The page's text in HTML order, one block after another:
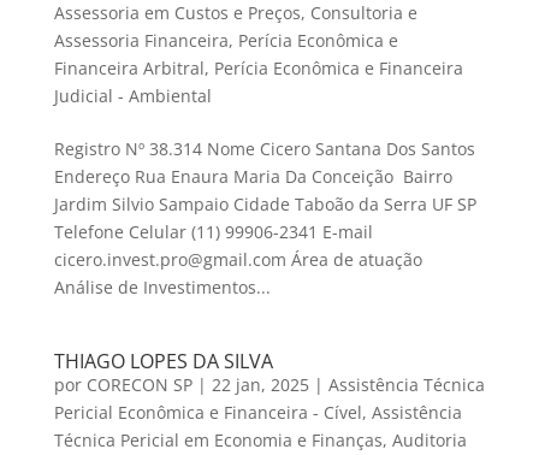
Assessoria em Custos e Preços, Consultoria e
Assessoria Financeira, Perícia Econômica e
Financeira Arbitral, Perícia Econômica e Financeira
Judicial - Ambiental
Registro Nº 38.314 Nome Cicero Santana Dos Santos
Endereço Rua Enaura Maria Da Conceição Bairro
Jardim Silvio Sampaio Cidade Taboão da Serra UF SP
Telefone Celular (11) 99906-2341 E-mail
cicero.invest.pro@gmail.com Área de atuação
Análise de Investimentos...
THIAGO LOPES DA SILVA
por CORECON SP| 22 jan, 2025| Assistência Técnica
Pericial Econômica e Financeira - Cível, Assistência
Técnica Pericial em Economia e Finanças, Auditoria